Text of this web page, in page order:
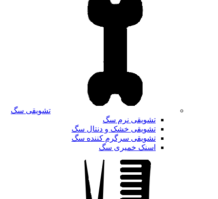
تشویقی سگ
تشویقی نرم سگ
تشویقی خشک و دنتال سگ
تشویقی سرگرم کننده سگ
اسنک خمیری سگ